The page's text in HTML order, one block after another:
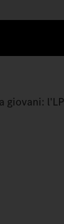
giovani: